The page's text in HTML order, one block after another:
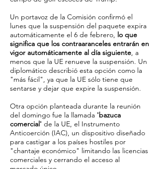
Un portavoz de la Comisión confirmó el
lunes que la suspensión del paquete expira
automáticamente el 6 de febrero, lo que
significa que los contraaranceles entrarán en
vigor automáticamente al día siguiente, a
menos que la UE renueve la suspensión. Un
diplomático describió esta opción como la
"más fácil", ya que la UE sólo tiene que
sentarse y dejar que expire la suspensión.
Otra opción planteada durante la reunión
del domingo fue la llamada 'bazuca
comercial' de la UE, el Instrumento
Anticoerción (IAC), un dispositivo diseñado
para castigar a los países hostiles por
"chantaje económico" limitando las licencias
comerciales y cerrando el acceso al